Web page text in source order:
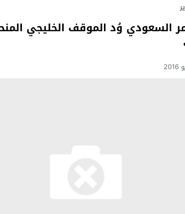
السعودي وُد الموقف الخليجي